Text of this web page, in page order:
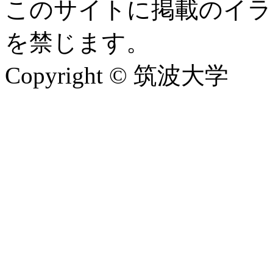
このサイトに掲載のイ
を禁じます。
Copyright © 筑波大学